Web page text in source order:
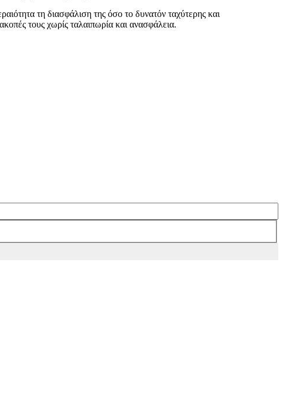
τη διασφάλιση της όσο το δυνατόν ταχύτερης και
τους χωρίς ταλαιπωρία και ανασφάλεια.